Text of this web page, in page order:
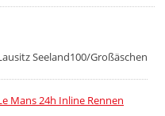
Seeland100/Großäschen
Mans 24h Inline Rennen